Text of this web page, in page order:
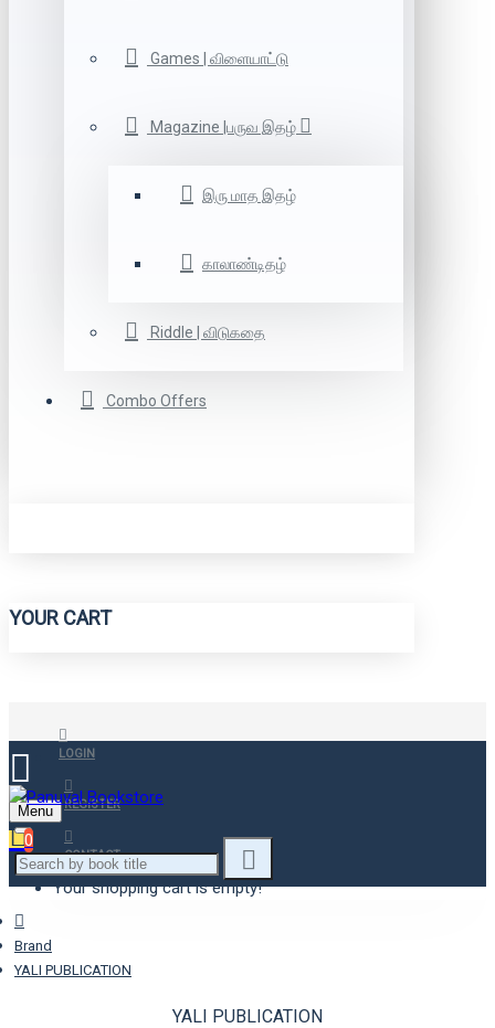
Games | விளையாட்டு
Magazine |பருவ இதழ்
இரு மாத இதழ்
காலாண்டிதழ்
Riddle | விடுகதை
Combo Offers
YOUR CART
LOGIN
REGISTER
CONTACT
Menu
0
Your shopping cart is empty!
Brand
YALI PUBLICATION
YALI PUBLICATION